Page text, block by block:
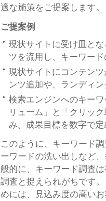
適な施策をご提案します。
ご提案例
現状サイトに受け皿と
ツを流用し、キーワー
現状サイトにコンテン
ンツ追加や、ランディ
検索エンジンへのキー
リューム」と「クリッ
み、成果目標を数字で定
このように、キーワード
ーワードの洗い出しなど
般的に、キーワード調査
調査と捉えられがちです
めには、見込み度の高い